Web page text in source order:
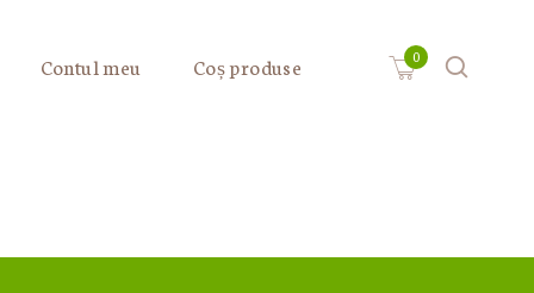
Contul meu Coș produse